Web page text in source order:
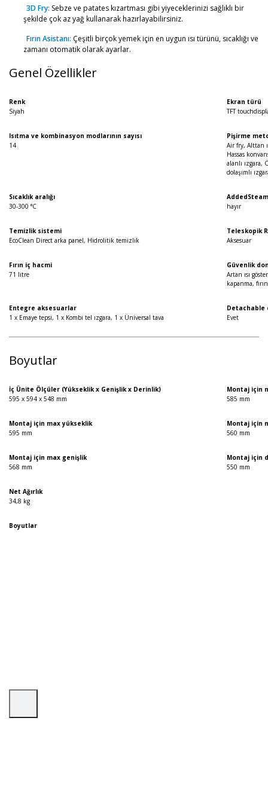
3D Fry: Sebze ve patates kızartması gibi yiyeceklerinizi sağlıklı bir
şekilde çok az yağ kullanarak hazırlayabilirsiniz.
Fırın Asistanı: Çeşitli birçok yemek için en uygun ısı türünü, sıcaklığı ve
zamanı otomatik olarak ayarlar.
Genel Özellikler
Renk
Siyah
Ekran türü
TFT
Isıtma ve kombinasyon modlarının sayısı
14
Pişirme
Air fry, Alttan
Hassas
alanlı ızgara,
dolaşımlı
Sıcaklık aralığı
30-300 °C
AddedSteam
hayır
Temizlik sistemi
EcoClean Direct arka panel, Hidrolitik temizlik
Teleskopik
Aksesuar
Fırın iç hacmi
71 litre
Güvenlik
Artan ısı
kapanma,
Entegre aksesuarlar
1 x Emaye tepsi, 1 x Kombi tel ızgara, 1 x Üniversal tava
Detachable
Evet
Boyutlar
İç Ünite Ölçüler (Yükseklik x Genişlik x Derinlik)
595 x 594 x 548 mm
Montaj için
585 mm
Montaj için max yükseklik
595 mm
Montaj için
560 mm
Montaj için max genişlik
568 mm
Montaj için
550 mm
Net Ağırlık
34,8 kg
Boyutlar
önceki